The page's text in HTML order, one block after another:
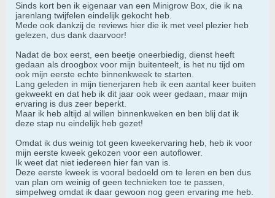
Sinds kort ben ik eigenaar van een Minigrow Box, die ik na
jarenlang twijfelen eindelijk gekocht heb.
Mede ook dankzij de reviews hier die ik met veel plezier heb
gelezen, dus dank daarvoor!
Nadat de box eerst, een beetje oneerbiedig, dienst heeft
gedaan als droogbox voor mijn buitenteelt, is het nu tijd om
ook mijn eerste echte binnenkweek te starten.
Lang geleden in mijn tienerjaren heb ik een aantal keer buiten
gekweekt en dat heb ik dit jaar ook weer gedaan, maar mijn
ervaring is dus zeer beperkt.
Maar ik heb altijd al willen binnenkweken en ben blij dat ik
deze stap nu eindelijk heb gezet!
Omdat ik dus weinig tot geen kweekervaring heb, heb ik voor
mijn eerste kweek gekozen voor een autoflower.
Ik weet dat niet iedereen hier fan van is.
Deze eerste kweek is vooral bedoeld om te leren en ben dus
van plan om weinig of geen technieken toe te passen,
simpelweg omdat ik daar gewoon nog geen ervaring me heb.